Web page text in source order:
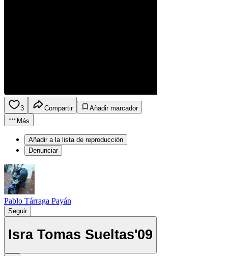
3 Compartir
Añadir marcador
Más
Añadir a la lista de reproducción
Denunciar
Pablo Tárraga Payán
Seguir
Isra Tomas Sueltas'09